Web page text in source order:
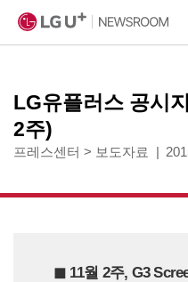
LG유플러스 공시
2주)
프레스센터 > 보도자료
◼︎ 11월 2주, G3